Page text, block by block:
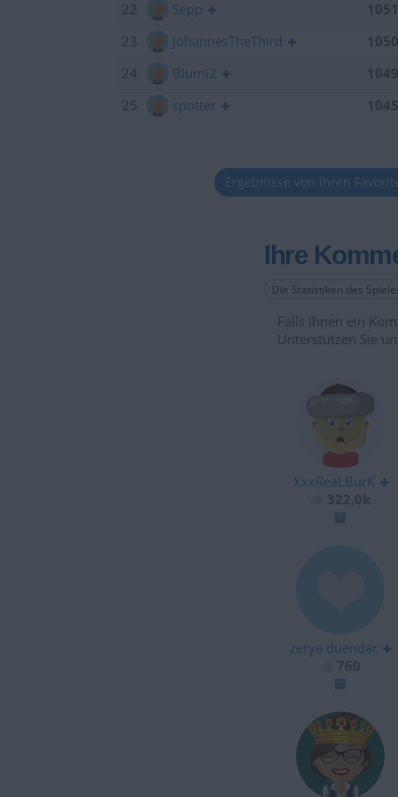
22
Sepp
23
JohannesTheThird
24
Blumi2
25
spotter
Ergebnisse von Ihren
Ihre
Die Statistiken des
Falls Ihnen ein
Unterstützen Sie
XxxReaLBurK
zerya.duendar